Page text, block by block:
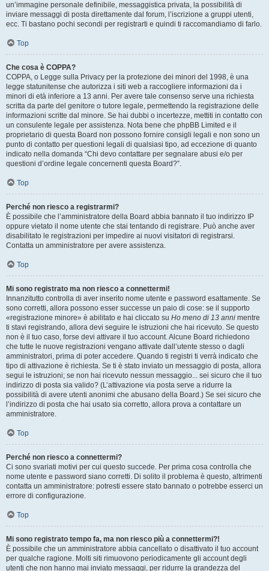
un’immagine personale definibile, messaggistica privata, la possibilità di
inviare messaggi di posta direttamente dal forum, l’iscrizione a gruppi utenti,
ecc. Ti bastano pochi secondi per registrarti e quindi ti raccomandiamo di farlo.
Top
Che cosa è COPPA?
COPPA, o Legge sulla Privacy per la protezione dei minori del 1998, è una
legge statunitense che autorizza i siti web a raccogliere informazioni da i
minori di età inferiore a 13 anni. Per avere tale consenso serve una richiesta
scritta da parte del genitore o tutore legale, permettendo la registrazione delle
informazioni scritte dal minore. Se hai dubbi o incertezze, mettiti in contatto con
un consulente legale per assistenza. Nota bene che phpBB Limited e il
proprietario di questa Board non possono fornire consigli legali e non sono un
punto di contatto per questioni legali di qualsiasi tipo, ad eccezione di quanto
indicato nella domanda “Chi devo contattare per segnalare abusi e/o per
questioni d’ordine legale concernenti questa Board?”.
Top
Perché non riesco a registrarmi?
È possibile che l’amministratore della Board abbia bannato il tuo indirizzo IP
oppure vietato il nome utente che stai tentando di registrare. Può anche aver
disabilitato le registrazioni per impedire ai nuovi visitatori di registrarsi.
Contatta un amministratore per avere assistenza.
Top
Mi sono registrato ma non riesco a connettermi!
Innanzitutto controlla di aver inserito nome utente e password esattamente. Se
sono corretti, allora possono esser successe un paio di cose: se il supporto
«registrazione minore» è abilitato e hai cliccato su Ho meno di 13 anni mentre
ti stavi registrando, allora devi seguire le istruzioni che hai ricevuto. Se questo
non è il tuo caso, forse devi attivare il tuo account. Alcune Board richiedono
che tutte le nuove registrazioni vengano attivate dall’utente stesso o dagli
amministratori, prima di poter accedere. Quando ti registri ti verrà indicato che
tipo di attivazione è richiesta. Se ti è stato inviato un messaggio di posta, allora
segui le istruzioni; se non hai ricevuto nessun messaggio... sei sicuro che il tuo
indirizzo di posta sia valido? (L’attivazione via posta serve a ridurre la
possibilità di avere utenti anonimi che abusano della Board.) Se sei sicuro che
l’indirizzo di posta che hai usato sia corretto, allora prova a contattare un
amministratore.
Top
Perché non riesco a connettermi?
Ci sono svariati motivi per cui questo succede. Per prima cosa controlla che
nome utente e password siano corretti. Di solito il problema è questo, altrimenti
contatta un amministratore: potresti essere stato bannato o potrebbe esserci un
errore di configurazione.
Top
Mi sono registrato tempo fa, ma non riesco più a connettermi?!
È possibile che un amministratore abbia cancellato o disattivato il tuo account
per qualche ragione. Molti siti rimuovono periodicamente gli account degli
utenti che non hanno mai inviato messaggi, per ridurre la grandezza del